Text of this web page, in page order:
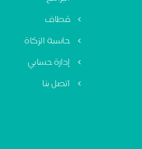
قطاف
حاسبة الزكاة
إدارة حسابي
اتصل بنا